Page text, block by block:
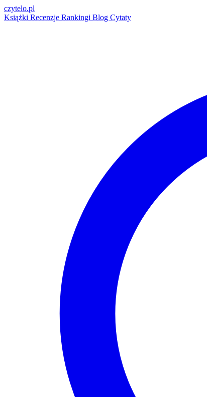
czytelo.pl
Książki Recenzje Rankingi Blog Cytaty